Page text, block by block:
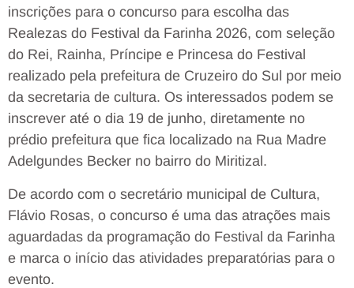
inscrições para o concurso para escolha das
Realezas do Festival da Farinha 2026, com seleção
do Rei, Rainha, Príncipe e Princesa do Festival
realizado pela prefeitura de Cruzeiro do Sul por meio
da secretaria de cultura. Os interessados podem se
inscrever até o dia 19 de junho, diretamente no
prédio prefeitura que fica localizado na Rua Madre
Adelgundes Becker no bairro do Miritizal.
De acordo com o secretário municipal de Cultura,
Flávio Rosas, o concurso é uma das atrações mais
aguardadas da programação do Festival da Farinha
e marca o início das atividades preparatórias para o
evento.